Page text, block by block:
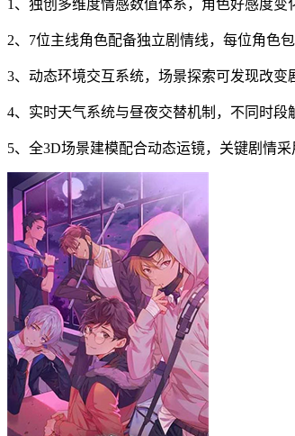
1、独创多维度情感数值体系，角色好感度
2、7位主线角色配备独立剧情线，每位角色
3、动态环境交互系统，场景探索可发现改变
4、实时天气系统与昼夜交替机制，不同时段
5、全3D场景建模配合动态运镜，关键剧情